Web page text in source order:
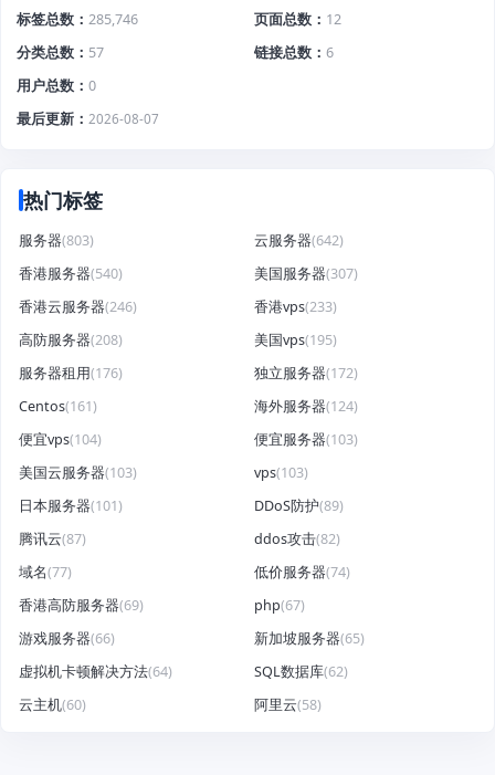
标签总数
285,746 页面总数
12
分类总数
57 链接总数
6
用户总数
0
最后更新
2026-08-07
热门标签
服务器(803) 云服务器(642)
香港服务器(540) 美国服务器(307)
香港云服务器(246) 香港vps(233)
高防服务器(208) 美国vps(195)
服务器租用(176) 独立服务器(172)
Centos(161) 海外服务器(124)
便宜vps(104) 便宜服务器(103)
美国云服务器(103) vps(103)
日本服务器(101) DDoS防护(89)
腾讯云(87) ddos攻击(82)
域名(77) 低价服务器(74)
香港高防服务器(69) php(67)
游戏服务器(66) 新加坡服务器(65)
虚拟机卡顿解决方法(64) SQL数据库(62)
云主机(60) 阿里云(58)